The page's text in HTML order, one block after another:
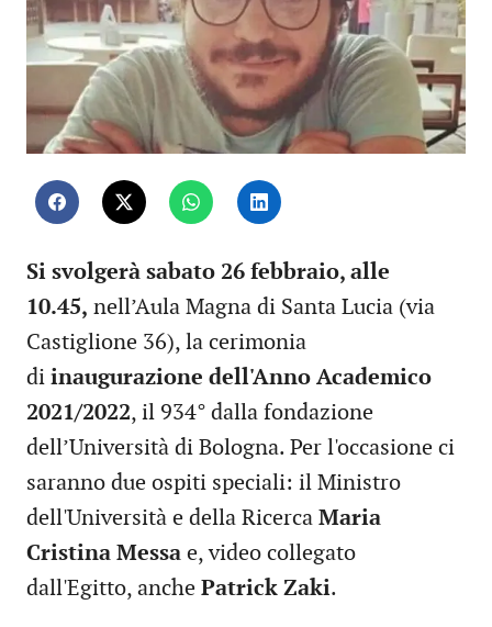
Si svolgerà sabato 26 febbraio, alle
10.45, nell’Aula Magna di Santa Lucia (via
Castiglione 36), la cerimonia
di inaugurazione dell'Anno Academico
2021/2022, il 934° dalla fondazione
dell’Università di Bologna. Per l'occasione ci
saranno due ospiti speciali: il Ministro
dell'Università e della Ricerca Maria
Cristina Messa e, video collegato
dall'Egitto, anche Patrick Zaki.